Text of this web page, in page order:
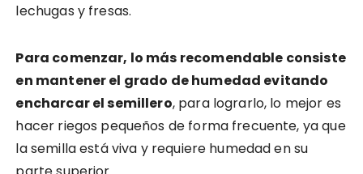
lechugas y fresas.
Para comenzar, lo más recomendable consiste
en mantener el grado de humedad evitando
encharcar el semillero, para lograrlo, lo mejor es
hacer riegos pequeños de forma frecuente, ya que
la semilla está viva y requiere humedad en su